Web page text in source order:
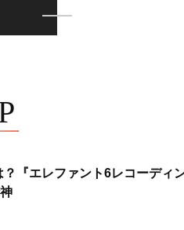
『エレファント6レコーディ